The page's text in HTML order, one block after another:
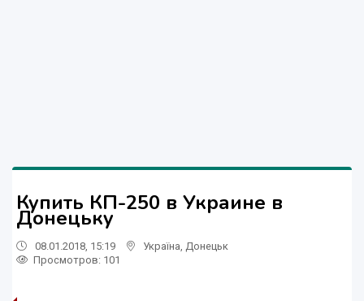
Купить КП-250 в Украине в
Донецьку
08.01.2018, 15:19 Україна Донецьк
Просмотров: 101